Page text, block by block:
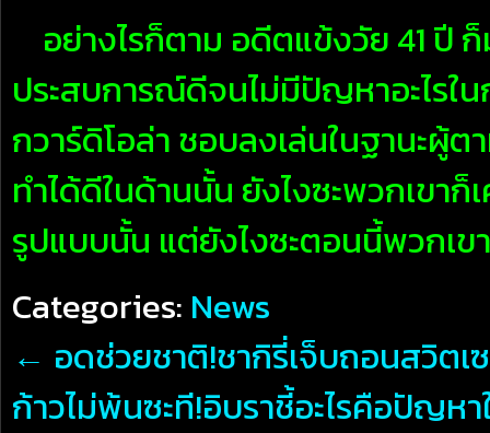
อย่างไรก็ตาม อดีตแข้งวัย 41 ปี
ประสบการณ์ดีจนไม่มีปัญหาอะไรใน
กวาร์ดิโอล่า ชอบลงเล่นในฐานะผู้
ทำได้ดีในด้านนั้น ยังไงซะพวกเขา
รูปแบบนั้น แต่ยังไงซะตอนนี้พวกเข
Categories: News
← อดช่วยชาติ!ชากิรี่เจ็บถอนสวิตเ
ก้าวไม่พ้นซะที!อิบราชี้อะไรคือปัญ